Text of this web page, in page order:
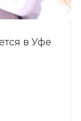
в Уфе